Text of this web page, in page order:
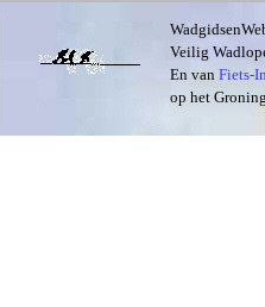
Veilig
En van Fiets-
op het